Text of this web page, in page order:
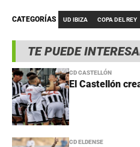
TE PUEDE
CD CASTELLÓN
El Castellón
CD ELDENSE
CATEGORÍAS UD IBIZA COPA DEL REY